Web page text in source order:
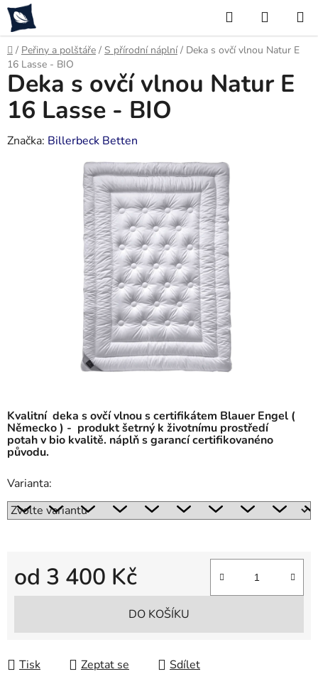
Přejít
na
obsah
Hledat
KOŠÍK
Domů
/ Peřiny a polštáře / S přírodní náplní / Deka s ovčí vlnou Natur E
16 Lasse - BIO
Kvalitní deka s ovčí vlnou s certifikátem Blauer Engel (
Německo ) - produkt šetrný k životnímu prostředí
potah v bio kvalitě. náplň s garancí certifikovanéno
původu.
Varianta:
od 3 400 Kč
Měrná cena:
DO KOŠÍKU
Tisk Zeptat se Sdílet
Deka s ovčí vlnou Natur E
16 Lasse - BIO
Značka: Billerbeck Betten